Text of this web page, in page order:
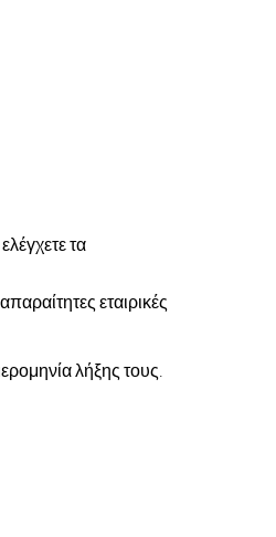
τα
εταιρικές
λήξης τους.